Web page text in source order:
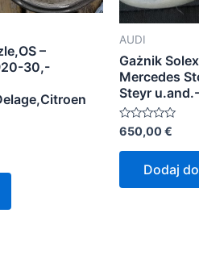
–
30,-
AUDI
Gażnik
Mercedes
Steyr
Oceniono
0
na
650,00€
Dodaj